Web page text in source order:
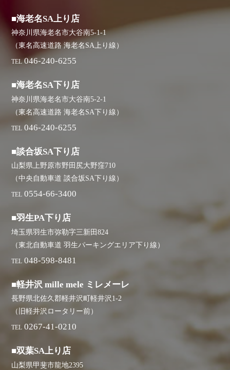
■海老名SA上り店
神奈川県海老名市大谷南5-1-1
（東名高速道路 海老名SA上り線）
TEL 046-240-6255
■海老名SA下り店
神奈川県海老名市大谷南5-2-1
（東名高速道路 海老名SA下り線）
TEL 046-240-6255
■談合坂SA下り店
山梨県上野原市野田尻大野窪710
（中央自動車道 談合坂SA下り線）
TEL 0554-66-3400
■羽生PA下り店
埼玉県羽生市弥勒字三新田824
（東北自動車道 羽生パーキングエリア下り線）
TEL 048-598-8481
■軽井沢 mille mele ミレメーレ
長野県北佐久郡軽井沢町軽井沢1-2
（旧軽井沢ロータリー前）
TEL 0267-41-0210
■双葉SA上り店
山梨県甲斐市龍地2395